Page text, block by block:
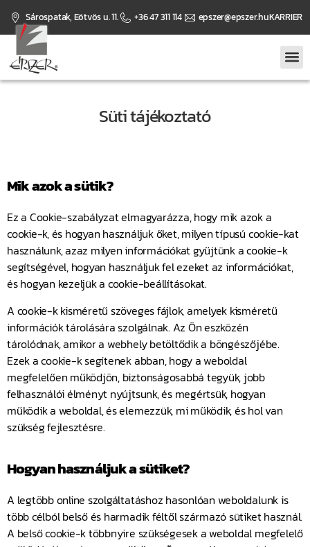
Sárospatak, Eötvös u. 11. +36 47 311 114 epszer@epszer.huKARRIER
Süti tájékoztató
Mik azok a sütik?
Ez a Cookie-szabályzat elmagyarázza, hogy mik azok a
cookie-k, és hogyan használjuk őket, milyen típusú cookie-kat
használunk, azaz milyen információkat gyűjtünk a cookie-k
segítségével, hogyan használjuk fel ezeket az információkat,
és hogyan kezeljük a cookie-beállításokat.
A cookie-k kisméretű szöveges fájlok, amelyek kisméretű
információk tárolására szolgálnak. Az Ön eszközén
tárolódnak, amikor a webhely betöltődik a böngészőjébe.
Ezek a cookie-k segítenek abban, hogy a weboldal
megfelelően működjön, biztonságosabbá tegyük, jobb
felhasználói élményt nyújtsunk, és megértsük, hogyan
működik a weboldal, és elemezzük, mi működik, és hol van
szükség fejlesztésre.
Hogyan használjuk a sütiket?
A legtöbb online szolgáltatáshoz hasonlóan weboldalunk is
több célból belső és harmadik féltől származó sütiket használ.
A belső cookie-k többnyire szükségesek a weboldal megfelelő